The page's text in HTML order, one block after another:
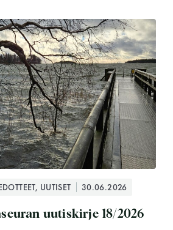
UUTISET 30.06.2026
uutiskirje 18/2026